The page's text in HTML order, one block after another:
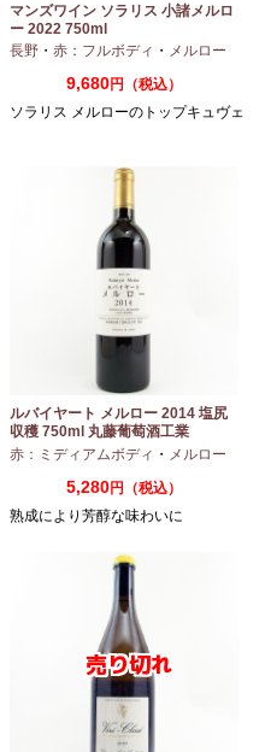
マンズワイン ソラリス 小諸メルロ
ー 2022 750ml
長野 ・ 赤：フルボディ ・ メルロー
9,680円（税込）
ソラリス メルローのトップキュヴェ
ルバイヤート メルロー 2014 塩尻
収穫 750ml 丸藤葡萄酒工業
赤：ミディアムボディ ・ メルロー
5,280円（税込）
熟成により芳醇な味わいに